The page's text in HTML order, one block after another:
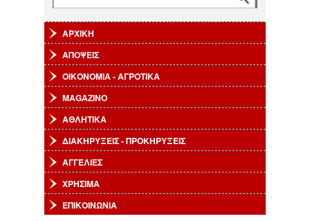
ΑΡΧΙΚΗ
ΑΠΟΨΕΙΣ
ΟΙΚΟΝΟΜΙΑ - ΑΓΡΟΤΙΚΑ
MAGAZINO
ΑΘΛΗΤΙΚΑ
ΔΙΑΚΗΡΥΞΕΙΣ - ΠΡΟΚΗΡΥΞΕΙΣ
ΑΓΓΕΛΙΕΣ
ΧΡΗΣΙΜΑ
ΕΠΙΚΟΙΝΩΝΙΑ